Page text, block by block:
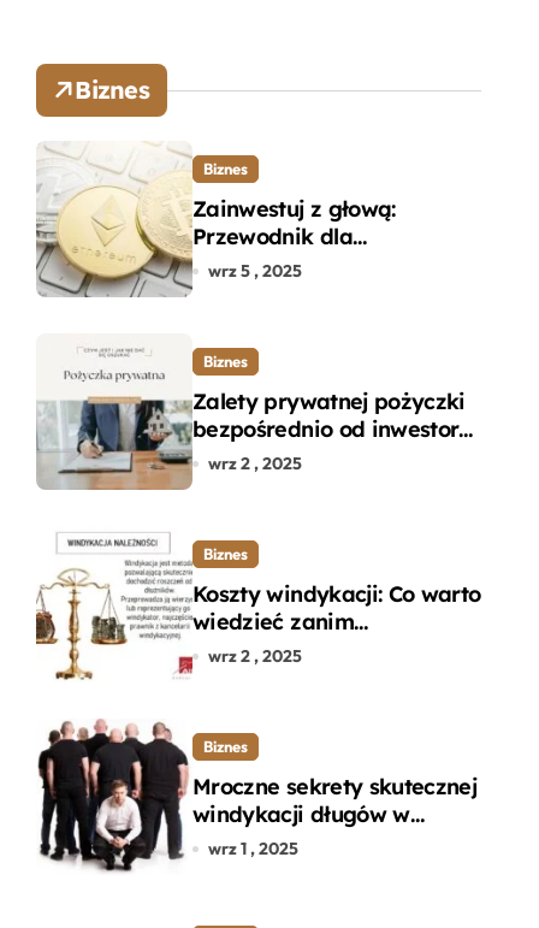
Biznes
Biznes
Zainwestuj z głową:
Przewodnik dla
początkujących w zakupie
wrz 5 , 2025
Biznes
Zalety prywatnej pożyczki
bezpośrednio od inwestora
– dlaczego warto?
wrz 2 , 2025
Biznes
Koszty windykacji: Co warto
wiedzieć zanim
zdecydujesz się na
wrz 2 , 2025
Biznes
Mroczne sekrety skutecznej
windykacji długów w
departamencie windykacji
wrz 1 , 2025